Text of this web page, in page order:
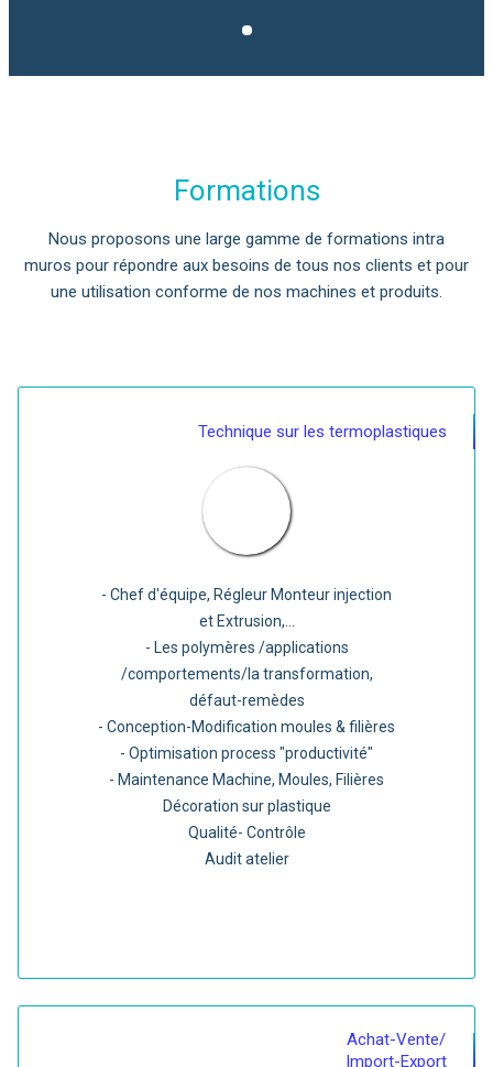
Formations
Nous proposons une large gamme de formations intra
muros pour répondre aux besoins de tous nos clients et pour
une utilisation conforme de nos machines et produits.
- Chef d'équipe, Régleur Monteur injection
et Extrusion,...
- Les polymères /applications
/comportements/la transformation,
défaut-remèdes
- Conception-Modification moules & filières
- Optimisation process "productivité"
- Maintenance Machine, Moules, Filières
Décoration sur plastique
Qualité- Contrôle
Audit atelier
Technique sur les termoplastiques
Achat-Vente/
Import-Export